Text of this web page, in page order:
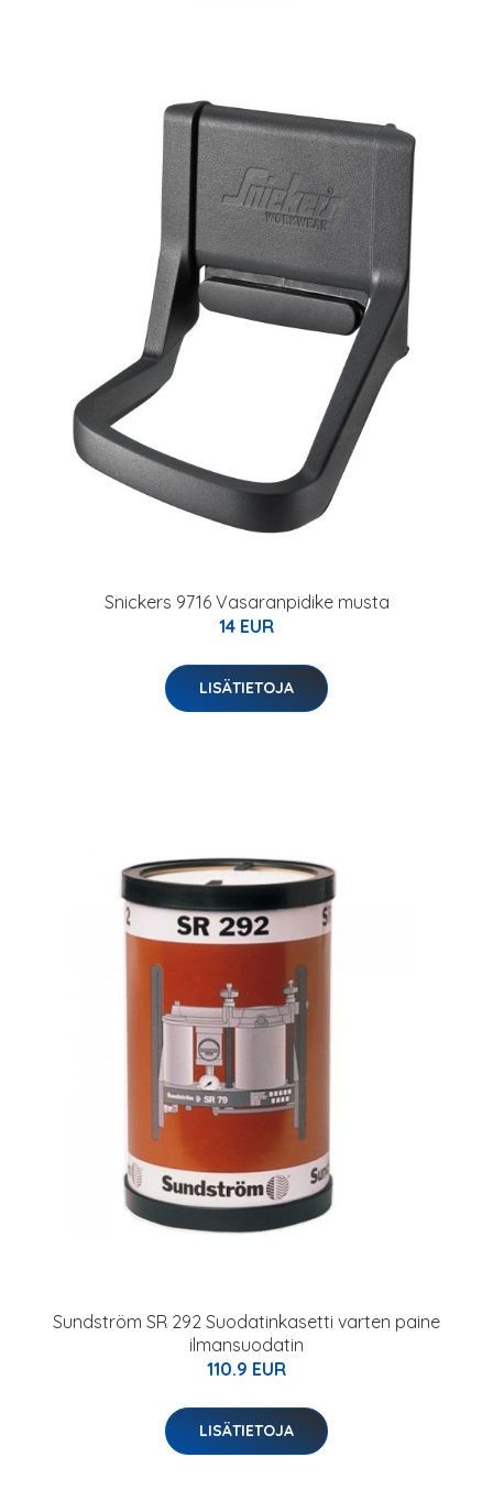
Snickers 9716 Vasaranpidike musta
14 EUR
LISÄTIETOJA
Sundström SR 292 Suodatinkasetti varten paine
ilmansuodatin
110.9 EUR
LISÄTIETOJA